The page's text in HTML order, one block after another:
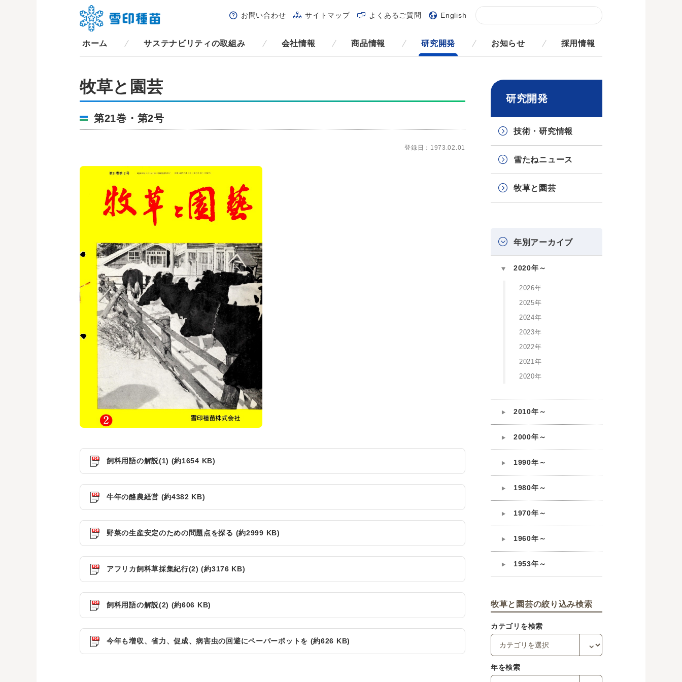
ホーム サステナビリティの取組み 会社情報 商品情報 研究開発 お知らせ 採用情報
お問い合わせ サイトマップ よくあるご質問 English
牧草と園芸
第21巻・第2号
登録日：1973.02.01
飼料用語の解説(1) (約1654 KB)
牛年の酪農経営 (約4382 KB)
野菜の生産安定のための問題点を探る (約2999 KB)
アフリカ飼料草採集紀行(2) (約3176 KB)
飼料用語の解説(2) (約606 KB)
今年も増収、省力、促成、病害虫の回避にペーパーポットを (約626 KB)
研究開発
技術・研究情報
雪たねニュース
牧草と園芸
年別アーカイブ
2020年～
2026年
2025年
2024年
2023年
2022年
2021年
2020年
2010年～
2000年～
1990年～
1980年～
1970年～
1960年～
1953年～
牧草と園芸の絞り込み検索
カテゴリを検索
年を検索